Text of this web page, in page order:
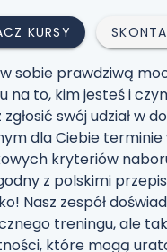
KURSY
sobie prawdziwą
na to, kim jesteś i
zgłosić swój udział
dla Ciebie terminie
kryteriów
z polskimi
Nasz zespół
treningu, ale
które mogą